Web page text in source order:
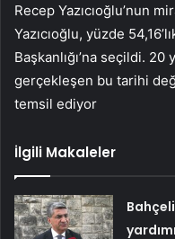
Recep Yazıcıoğlu’nun
Yazıcıoğlu, yüzde
Başkanlığı’na seçildi. 20
gerçekleşen bu tarihi
temsil ediyor
İlgili Makaleler